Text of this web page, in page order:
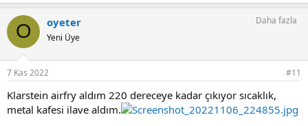
O oyeter
Yeni Üye
Daha fazla
7 Kas 2022 #11
Klarstein airfry aldım 220 dereceye kadar çıkıyor sıcaklık,
metal kafesi ilave aldım.